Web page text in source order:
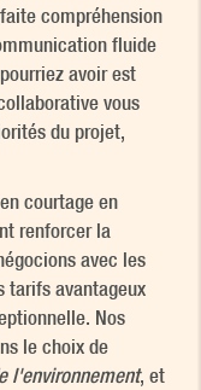
compréhension
fluide
avoir est
vous
du projet,
courtage en
renforcer la
avec les
tarifs avantageux
Nos
le choix de
l'environnement, et